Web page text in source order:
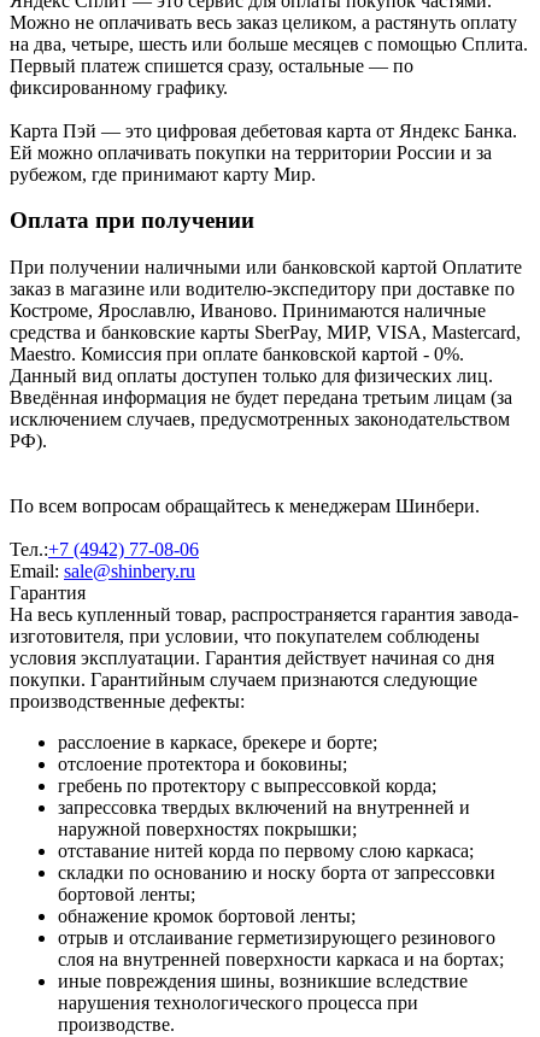
Можно не оплачивать весь заказ целиком, а растянуть оплату
на два, четыре, шесть или больше месяцев с помощью Сплита.
Первый платеж спишется сразу, остальные — по
фиксированному графику.
Карта Пэй — это цифровая дебетовая карта от Яндекс Банка.
Ей можно оплачивать покупки на территории России и за
рубежом, где принимают карту Мир.
Оплата при получении
При получении наличными или банковской картой Оплатите
заказ в магазине или водителю-экспедитору при доставке по
Костроме, Ярославлю, Иваново. Принимаются наличные
средства и банковские карты SberPay, МИР, VISA, Mastercard,
Maestro. Комиссия при оплате банковской картой - 0%.
Данный вид оплаты доступен только для физических лиц.
Введённая информация не будет передана третьим лицам (за
исключением случаев, предусмотренных законодательством
РФ).
По всем вопросам обращайтесь к менеджерам Шинбери.
Тел.:+7 (4942) 77-08-06
Email: sale@shinbery.ru
Гарантия
На весь купленный товар, распространяется гарантия завода-
изготовителя, при условии, что покупателем соблюдены
условия эксплуатации. Гарантия действует начиная со дня
покупки. Гарантийным случаем признаются следующие
производственные дефекты:
расслоение в каркасе, брекере и борте;
отслоение протектора и боковины;
гребень по протектору с выпрессовкой корда;
запрессовка твердых включений на внутренней и
наружной поверхностях покрышки;
отставание нитей корда по первому слою каркаса;
складки по основанию и носку борта от запрессовки
бортовой ленты;
обнажение кромок бортовой ленты;
отрыв и отслаивание герметизирующего резинового
слоя на внутренней поверхности каркаса и на бортах;
иные повреждения шины, возникшие вследствие
нарушения технологического процесса при
производстве.